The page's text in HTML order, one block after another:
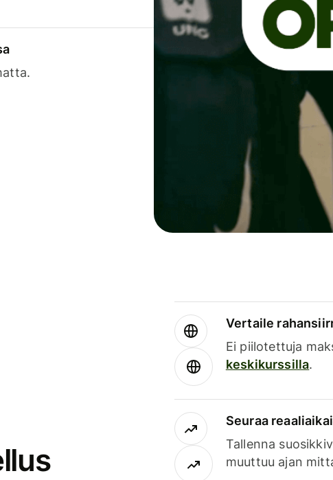
Vertaile
Ei piilotettuja
keskikurssilla.
Seuraa
Tallenna
muuttuu ajan